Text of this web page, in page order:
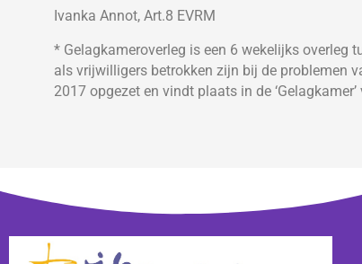
Ivanka Annot, Art.8 EVRM
* Gelagkameroverleg is een 6 wekelijks overleg
als vrijwilligers betrokken zijn bij de problemen
2017 opgezet en vindt plaats in de